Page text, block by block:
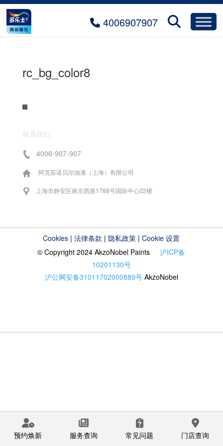
4006907907
rc_bg_color8
联系我们
4006-907-907
阿克苏诺贝尔油漆（上海）有限公司
上海市静安区南京西路1788号国际中心22楼
Cookies |法律条款 |隐私政策 |Cookie 设置
© Copyright 2024 AkzoNobel Paints沪ICP备
10201130号
沪公网安备31011702000889号 AkzoNobel
预约焕新 服务查询 常见问题 门店查询